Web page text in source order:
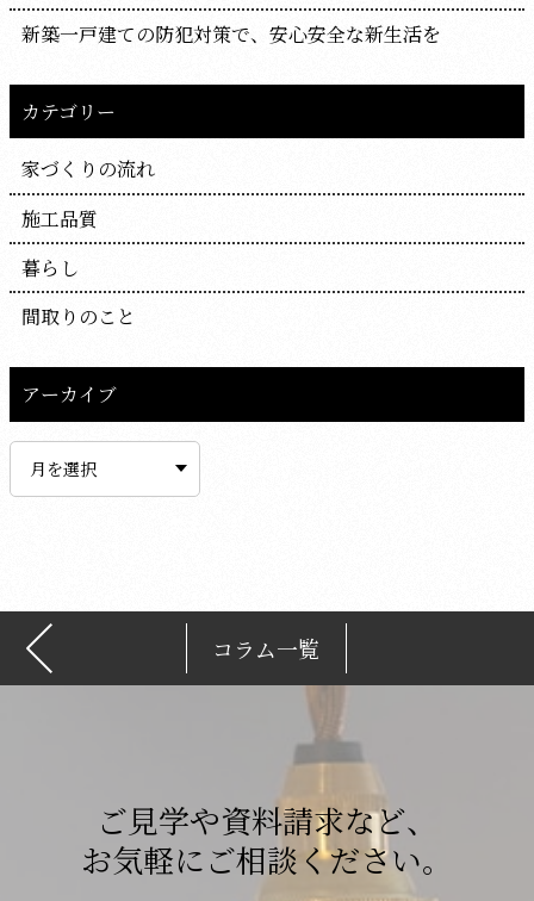
新築一戸建ての防犯対策で、安心安全な新生活を
カテゴリー
家づくりの流れ
施工品質
暮らし
間取りのこと
アーカイブ
イ
コラム一覧
ご見学や資料請求など、
お気軽にご相談ください。